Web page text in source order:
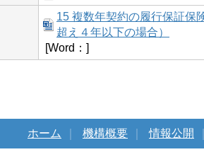
15 複数年契約の履行保証保
超え４年以下の場合）
[Word：]
ホーム 機構概要 情報公開